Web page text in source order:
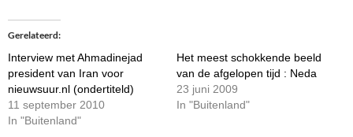
Gerelateerd
Interview met Ahmadinejad
president van Iran voor
nieuwsuur.nl (ondertiteld)
11 september 2010
In "Buitenland"
Het meest schokkende beeld
van de afgelopen tijd : Neda
23 juni 2009
In "Buitenland"